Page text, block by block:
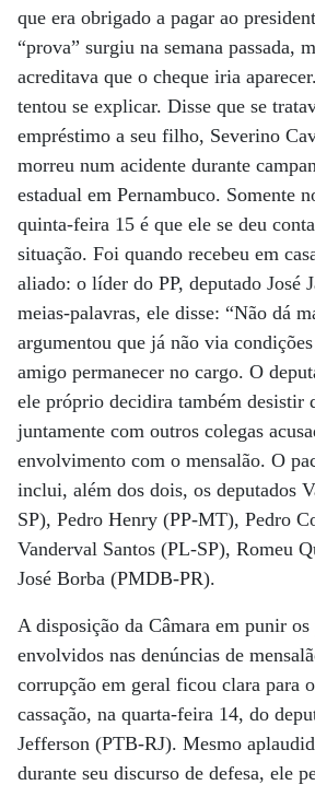
que era obrigado a pagar ao
“prova” surgiu na semana passada,
acreditava que o cheque iria
tentou se explicar. Disse que se
empréstimo a seu filho, Severino
morreu num acidente durante
estadual em Pernambuco. Somente
quinta-feira 15 é que ele se deu
situação. Foi quando recebeu em
aliado: o líder do PP, deputado José
meias-palavras, ele disse: “Não dá
argumentou que já não via
amigo permanecer no cargo. O
ele próprio decidira também desistir
juntamente com outros colegas
envolvimento com o mensalão. O
inclui, além dos dois, os deputados
SP), Pedro Henry (PP-MT), Pedro
Vanderval Santos (PL-SP), Romeu
José Borba (PMDB-PR).
A disposição da Câmara em punir
envolvidos nas denúncias de
corrupção em geral ficou clara para
cassação, na quarta-feira 14, do
Jefferson (PTB-RJ). Mesmo
durante seu discurso de defesa, ele